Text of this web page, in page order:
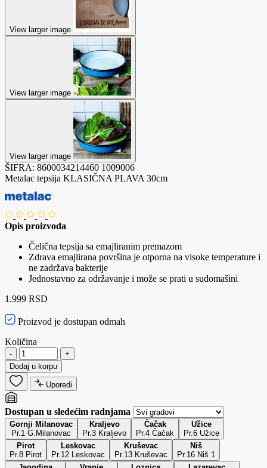
View larger image
View larger image
View larger image
ŠIFRA: 8600034214460 1009006
Metalac tepsija KLASIČNA PLAVA 30cm
Opis proizvoda
Čelična tepsija sa emajliranim premazom
Zdrava emajlirana površina je otporna na visoke temperature i
ne zadržava bakterije
Jednostavno za održavanje i može se prati u sudomašini
1.999 RSD
Proizvod je dostupan odmah
Količina
-
+
Dodaj u korpu
Uporedi
Dostupan u sledećim radnjama
Gornji Milanovac
Pr.1 G.Milanovac
Kraljevo
Pr.3 Kraljevo
Čačak
Pr.4 Čačak
Užice
Pr.6 Užice
Pirot
Pr.8 Pirot
Leskovac
Pr.12 Leskovac
Kruševac
Pr.13 Kruševac
Niš
Pr.16 Niš 1